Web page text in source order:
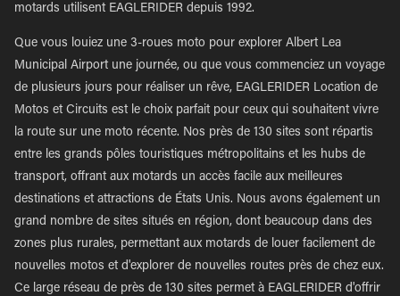
motards utilisent EAGLERIDER depuis 1992.
Que vous louiez une 3-roues moto pour explorer Albert Lea
Municipal Airport une journée, ou que vous commenciez un voyage
de plusieurs jours pour réaliser un rêve, EAGLERIDER Location de
Motos et Circuits est le choix parfait pour ceux qui souhaitent vivre
la route sur une moto récente. Nos près de 130 sites sont répartis
entre les grands pôles touristiques métropolitains et les hubs de
transport, offrant aux motards un accès facile aux meilleures
destinations et attractions de États Unis. Nous avons également un
grand nombre de sites situés en région, dont beaucoup dans des
zones plus rurales, permettant aux motards de louer facilement de
nouvelles motos et d'explorer de nouvelles routes près de chez eux.
Ce large réseau de près de 130 sites permet à EAGLERIDER d'offrir